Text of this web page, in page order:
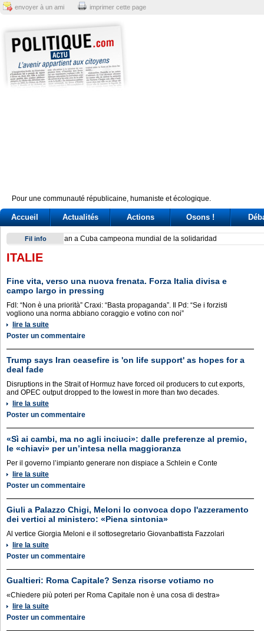
envoyer à un ami imprimer cette page
Pour une communauté républicaine, humaniste et écologique.
Accueil Actualités Actions Osons !
Fil info Exodus: West Bank hardships drive out Palestinian
ITALIE
Fine vita, verso una nuova frenata. Forza Italia divisa e
campo largo in pressing
FdI: “Non è una priorità” Craxi: “Basta propaganda”. Il Pd: “Se i forzisti
vogliono una norma abbiano coraggio e votino con noi”
lire la suite
Poster un commentaire
Trump says Iran ceasefire is 'on life support' as hopes for a
deal fade
Disruptions in the Strait of Hormuz have forced oil ​producers to cut exports,
and OPEC output dropped to the lowest in more than two decades.
lire la suite
Poster un commentaire
«Sì ai cambi, ma no agli inciuci»: dalle preferenze al premio,
le «chiavi» per un’intesa nella maggioranza
Per il governo l’impianto generare non dispiace a Schlein e Conte
lire la suite
Poster un commentaire
Giuli a Palazzo Chigi, Meloni lo convoca dopo l'azzeramento
dei vertici al ministero: «Piena sintonia»
Al vertice Giorgia Meloni e il sottosegretario Giovanbattista Fazzolari
lire la suite
Poster un commentaire
Gualtieri: Roma Capitale? Senza risorse votiamo no
«Chiedere più poteri per Roma Capitale non è una cosa di destra»
lire la suite
Poster un commentaire